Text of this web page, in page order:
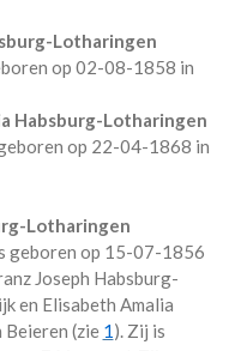
Lotharingen
op 02-08-1858 in
Habsburg-Lotharingen
op 22-04-1868 in
Lotharingen
geboren op 15-07-1856
Joseph Habsburg-
en Elisabeth Amalia
(zie 1). Zij is